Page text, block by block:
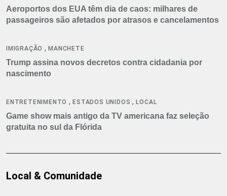
Aeroportos dos EUA têm dia de caos: milhares de
passageiros são afetados por atrasos e cancelamentos
IMIGRAÇÃO ,MANCHETE
Trump assina novos decretos contra cidadania por
nascimento
ENTRETENIMENTO ,ESTADOS UNIDOS ,LOCAL
Game show mais antigo da TV americana faz seleção
gratuita no sul da Flórida
Local & Comunidade